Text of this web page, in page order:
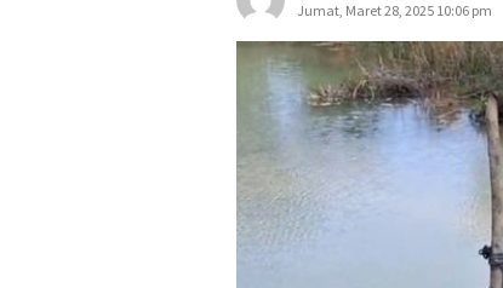
Jumat, Maret 28, 2025 10:06 pm